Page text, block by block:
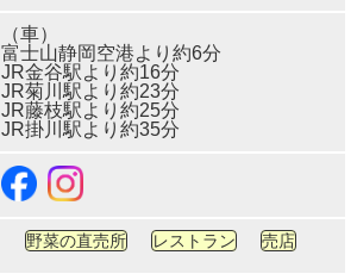
（車）
富士山静岡空港より約6分
JR金谷駅より約16分
JR菊川駅より約23分
JR藤枝駅より約25分
JR掛川駅より約35分
野菜の直売所 レストラン 売店